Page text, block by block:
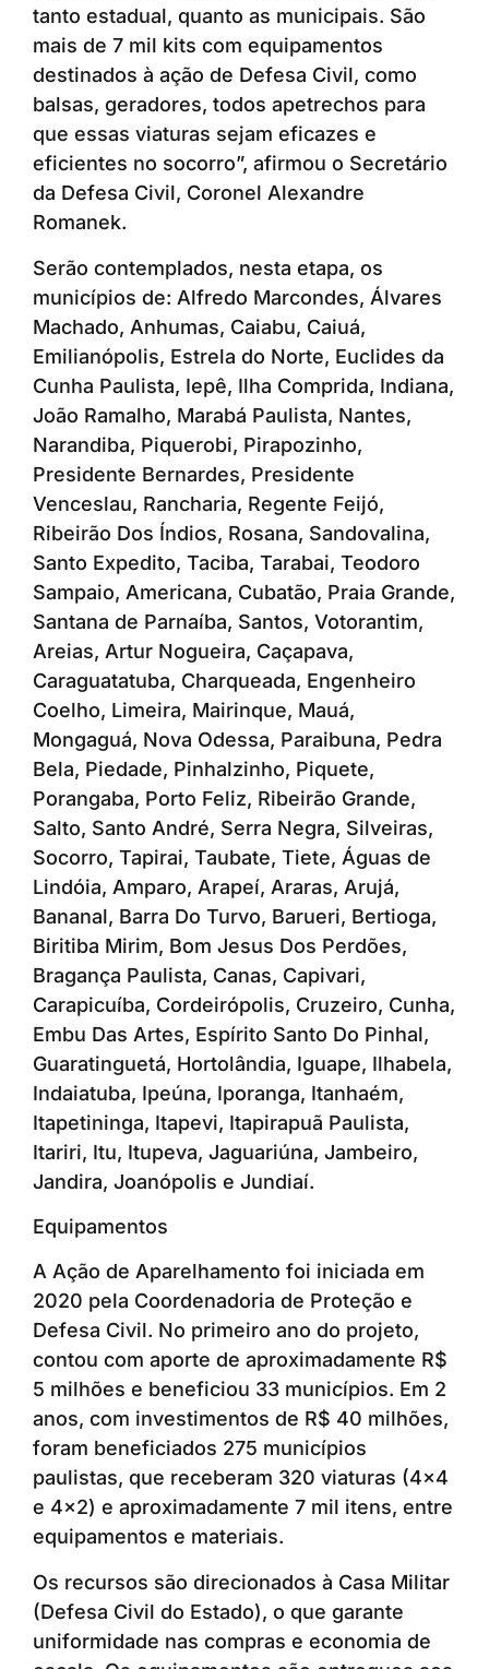
tanto estadual, quanto as municipais. São
mais de 7 mil kits com equipamentos
destinados à ação de Defesa Civil, como
balsas, geradores, todos apetrechos para
que essas viaturas sejam eficazes e
eficientes no socorro”, afirmou o Secretário
da Defesa Civil, Coronel Alexandre
Romanek.
Serão contemplados, nesta etapa, os
municípios de: Alfredo Marcondes, Álvares
Machado, Anhumas, Caiabu, Caiuá,
Emilianópolis, Estrela do Norte, Euclides da
Cunha Paulista, Iepê, Ilha Comprida, Indiana,
João Ramalho, Marabá Paulista, Nantes,
Narandiba, Piquerobi, Pirapozinho,
Presidente Bernardes, Presidente
Venceslau, Rancharia, Regente Feijó,
Ribeirão Dos Índios, Rosana, Sandovalina,
Santo Expedito, Taciba, Tarabai, Teodoro
Sampaio, Americana, Cubatão, Praia Grande,
Santana de Parnaíba, Santos, Votorantim,
Areias, Artur Nogueira, Caçapava,
Caraguatatuba, Charqueada, Engenheiro
Coelho, Limeira, Mairinque, Mauá,
Mongaguá, Nova Odessa, Paraibuna, Pedra
Bela, Piedade, Pinhalzinho, Piquete,
Porangaba, Porto Feliz, Ribeirão Grande,
Salto, Santo André, Serra Negra, Silveiras,
Socorro, Tapirai, Taubate, Tiete, Águas de
Lindóia, Amparo, Arapeí, Araras, Arujá,
Bananal, Barra Do Turvo, Barueri, Bertioga,
Biritiba Mirim, Bom Jesus Dos Perdões,
Bragança Paulista, Canas, Capivari,
Carapicuíba, Cordeirópolis, Cruzeiro, Cunha,
Embu Das Artes, Espírito Santo Do Pinhal,
Guaratinguetá, Hortolândia, Iguape, Ilhabela,
Indaiatuba, Ipeúna, Iporanga, Itanhaém,
Itapetininga, Itapevi, Itapirapuã Paulista,
Itariri, Itu, Itupeva, Jaguariúna, Jambeiro,
Jandira, Joanópolis e Jundiaí.
Equipamentos
A Ação de Aparelhamento foi iniciada em
2020 pela Coordenadoria de Proteção e
Defesa Civil. No primeiro ano do projeto,
contou com aporte de aproximadamente R$
5 milhões e beneficiou 33 municípios. Em 2
anos, com investimentos de R$ 40 milhões,
foram beneficiados 275 municípios
paulistas, que receberam 320 viaturas (4×4
e 4×2) e aproximadamente 7 mil itens, entre
equipamentos e materiais.
Os recursos são direcionados à Casa Militar
(Defesa Civil do Estado), o que garante
uniformidade nas compras e economia de